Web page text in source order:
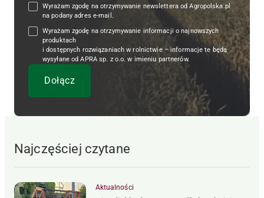
Wyrażam zgodę na otrzymywanie newslettera od Agropolska.pl
na podany adres e-mail.
Wyrażam zgodę na otrzymywanie informacji o najnowszych
produktach
i dostępnych rozwiązaniach w rolnictwie – informacje te będą
wysyłane od APRA sp. z o.o. w imieniu partnerów.
Najczęściej czytane
Aktualności